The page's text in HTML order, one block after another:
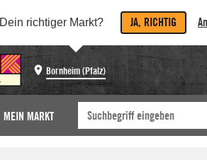
Dein richtiger Markt? JA, RICHTIG
Bornheim (Pfalz)
MEIN MARKT